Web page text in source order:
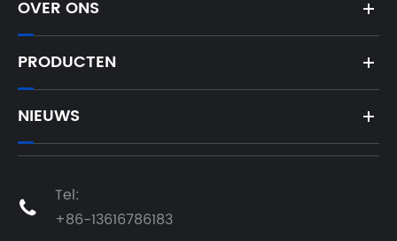
OVER ONS
PRODUCTEN
NIEUWS

Tel:
+86-13616786183